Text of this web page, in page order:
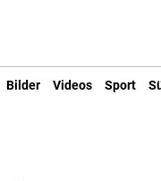
Bilder Videos Sport